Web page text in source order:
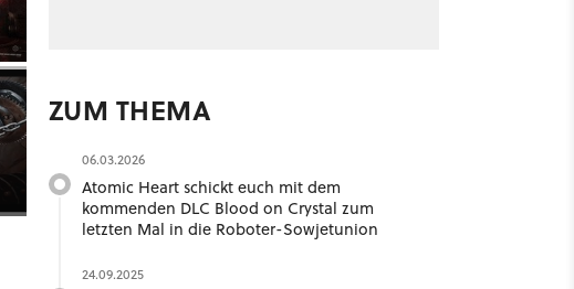
ZUM THEMA
06.03.2026
Atomic Heart schickt euch mit dem
kommenden DLC Blood on Crystal zum
letzten Mal in die Roboter-Sowjetunion
24.09.2025